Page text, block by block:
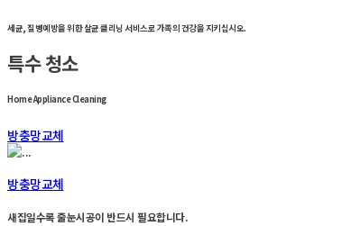
세균, 질병예방을 위한 살균 클리닝 서비스로 가족의 건강을 지키십시오.
특수 청소
Home Appliance Cleaning
방충망교체
방충망교체
새집일수록 줄눈시공이 반드시 필요합니다.